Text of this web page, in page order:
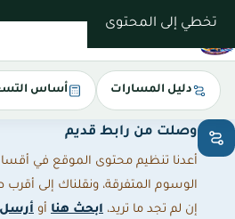
تخطي إلى المحتوى
دليل المسارات أساس
وصلت من رابط قديم
أعدنا تنظيم محتوى الموقع في
الوسوم المتفرقة، ونقلناك إلى
إن لم تجد ما تريد، ابحث هنا أو